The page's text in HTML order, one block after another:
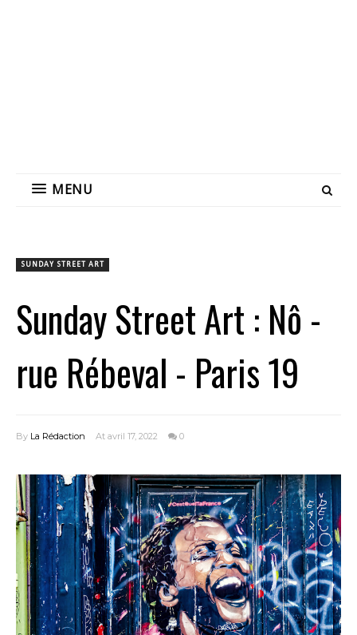
MENU
SUNDAY STREET ART
Sunday Street Art : Nô -
rue Rébeval - Paris 19
By La Rédaction At avril 17, 2022 0